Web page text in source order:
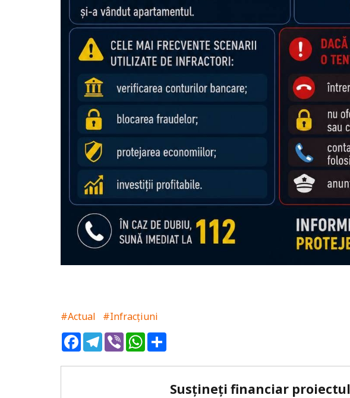
#Actual
#Infracțiuni
FacebookTelegram
ViberWhatsApp
Susțineți financiar